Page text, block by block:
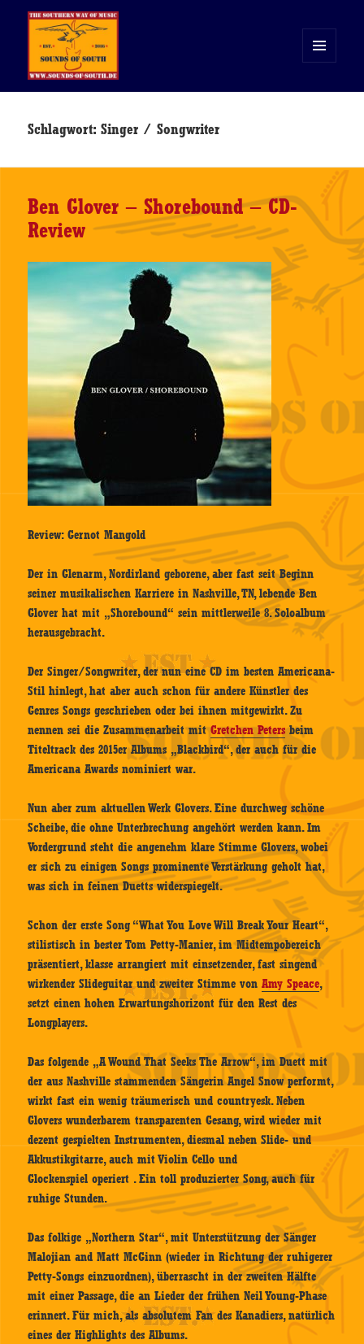
WIDGETS
Schlagwort:Singer / Songwriter
Ben Glover – Shorebound – CD-
Review
Review: Gernot Mangold
Der in Glenarm, Nordirland geborene, aber fast seit Beginn
seiner musikalischen Karriere in Nashville, TN, lebende Ben
Glover hat mit „Shorebound“ sein mittlerweile 8. Soloalbum
herausgebracht.
Der Singer/Songwriter, der nun eine CD im besten Americana-
Stil hinlegt, hat aber auch schon für andere Künstler des
Genres Songs geschrieben oder bei ihnen mitgewirkt. Zu
nennen sei die Zusammenarbeit mitGretchen Petersbeim
Titeltrack des 2015er Albums „Blackbird“, der auch für die
Americana Awards nominiert war.
Nun aber zum aktuellen Werk Glovers. Eine durchweg schöne
Scheibe, die ohne Unterbrechung angehört werden kann. Im
Vordergrund steht die angenehm klare Stimme Glovers, wobei
er sich zu einigen Songs prominente Verstärkung geholt hat,
was sich in feinen Duetts widerspiegelt.
Schon der erste Song “What You Love Will Break Your Heart“,
stilistisch in bester Tom Petty-Manier, im Midtempobereich
präsentiert, klasse arrangiert mit einsetzender, fast singend
wirkender Slideguitar und zweiter Stimme vonAmy Speace,
setzt einen hohen Erwartungshorizont für den Rest des
Longplayers.
Das folgende „A Wound That Seeks The Arrow“, im Duett mit
der aus Nashville stammenden Sängerin Angel Snow performt,
wirkt fast ein wenig träumerisch und countryesk. Neben
Glovers wunderbarem transparenten Gesang, wird wieder mit
dezent gespielten Instrumenten, diesmal neben Slide- und
Akkustikgitarre, auch mit Violin Cello und
Glockenspiel operiert . Ein toll produzierter Song, auch für
ruhige Stunden.
Das folkige „Northern Star“, mit Unterstützung der Sänger
Malojian and Matt McGinn (wieder in Richtung der ruhigerer
Petty-Songs einzuordnen), überrascht in der zweiten Hälfte
mit einer Passage, die an Lieder der frühen Neil Young-Phase
erinnert. Für mich, als absolutem Fan des Kanadiers, natürlich
eines der Highlights des Albums.